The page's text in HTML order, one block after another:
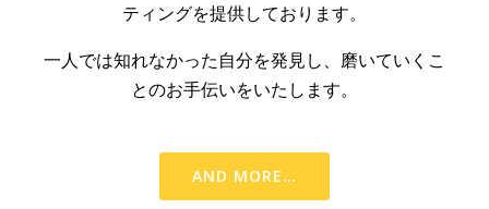
ティングを提供しております。
一人では知れなかった自分を発見し、磨いていくこ
とのお手伝いをいたします。
AND MORE…